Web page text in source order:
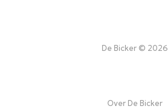
De Bicker © 2026
Over De Bicker